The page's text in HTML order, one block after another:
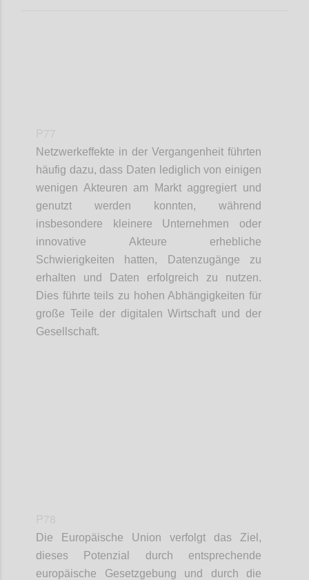
Netzwerkeffekte in der Vergangenheit führten
häufig dazu, dass Daten lediglich von einigen
wenigen Akteuren am Markt aggregiert und
genutzt werden konnten, während
insbesondere kleinere Unternehmen oder
innovative Akteure erhebliche
Schwierigkeiten hatten, Datenzugänge zu
erhalten und Daten erfolgreich zu nutzen.
Dies führte teils zu hohen Abhängigkeiten für
große Teile der digitalen Wirtschaft und der
Gesellschaft.
Die Europäische Union verfolgt das Ziel,
dieses Potenzial durch entsprechende
europäische Gesetzgebung und durch die